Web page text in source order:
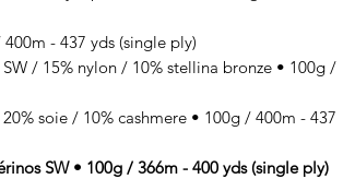
- 437 yds (single ply)
/ 15% nylon / 10% stellina bronze • 100g /
soie / 10% cashmere • 100g / 400m - 437
SW • 100g / 366m - 400 yds (single ply)